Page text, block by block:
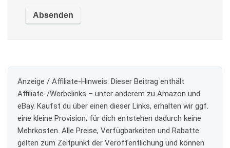
Anzeige / Affiliate-Hinweis: Dieser Beitrag enthält
Affiliate-/Werbelinks – unter anderem zu Amazon und
eBay. Kaufst du über einen dieser Links, erhalten wir ggf.
eine kleine Provision; für dich entstehen dadurch keine
Mehrkosten. Alle Preise, Verfügbarkeiten und Rabatte
gelten zum Zeitpunkt der Veröffentlichung und können